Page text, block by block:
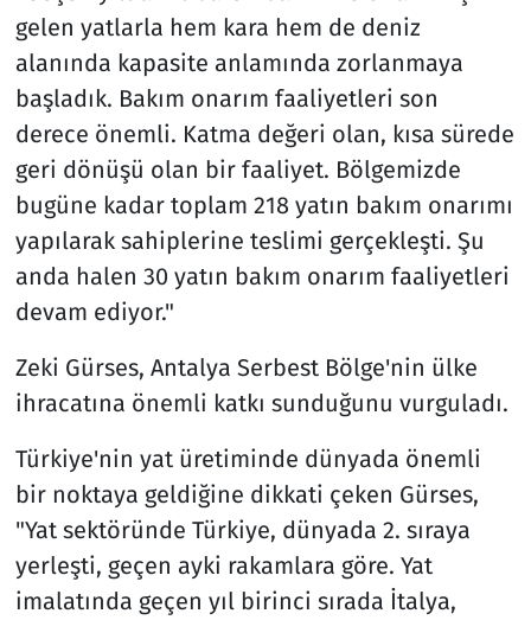
gelen yatlarla hem kara hem de deniz
alanında kapasite anlamında zorlanmaya
başladık. Bakım onarım faaliyetleri son
derece önemli. Katma değeri olan, kısa sürede
geri dönüşü olan bir faaliyet. Bölgemizde
bugüne kadar toplam 218 yatın bakım onarımı
yapılarak sahiplerine teslimi gerçekleşti. Şu
anda halen 30 yatın bakım onarım faaliyetleri
devam ediyor."
Zeki Gürses, Antalya Serbest Bölge'nin ülke
ihracatına önemli katkı sunduğunu vurguladı.
Türkiye'nin yat üretiminde dünyada önemli
bir noktaya geldiğine dikkati çeken Gürses,
"Yat sektöründe Türkiye, dünyada 2. sıraya
yerleşti, geçen ayki rakamlara göre. Yat
imalatında geçen yıl birinci sırada İtalya,